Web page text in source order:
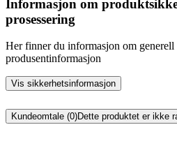
Informasjon om
prosessering
Her finner du informasjon om
produsentinformasjon
Vis sikkerhetsinformasjon
Kundeomtale (0)Dette produktet er ikke